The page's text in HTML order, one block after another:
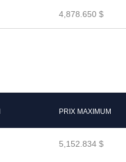
4,878.650 $
PRIX MAXIMUM
5,152.834 $